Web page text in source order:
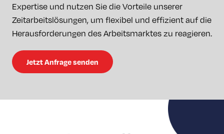
Expertise und nutzen Sie die Vorteile unserer
Zeitarbeitslösungen, um flexibel und effizient auf die
Herausforderungen des Arbeitsmarktes zu reagieren.
Jetzt Anfrage senden